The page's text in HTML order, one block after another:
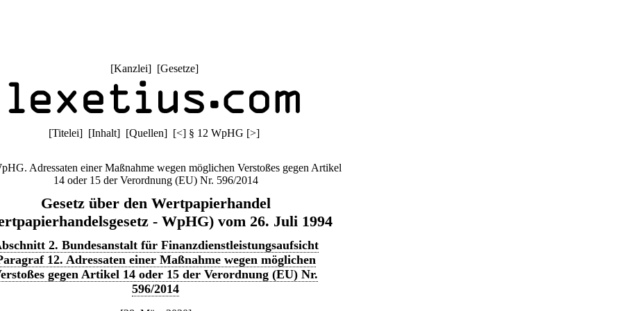
[Kanzlei] [Gesetze]
[Titelei] [Inhalt] [Quellen] [<] § 12 WpHG [>]
Adressaten einer Maßnahme wegen möglichen Verstoßes gegen Artikel
14 oder 15 der Verordnung (EU) Nr. 596/2014
Gesetz über den Wertpapierhandel
- WpHG) vom 26. Juli 1994
2. Bundesanstalt für Finanzdienstleistungsaufsicht
12. Adressaten einer Maßnahme wegen möglichen
gegen Artikel 14 oder 15 der Verordnung (EU) Nr.
596/2014